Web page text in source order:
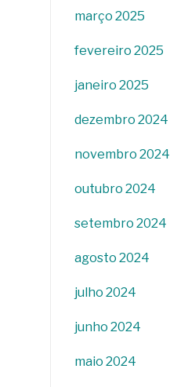
março 2025
fevereiro 2025
janeiro 2025
dezembro 2024
novembro 2024
outubro 2024
setembro 2024
agosto 2024
julho 2024
junho 2024
maio 2024